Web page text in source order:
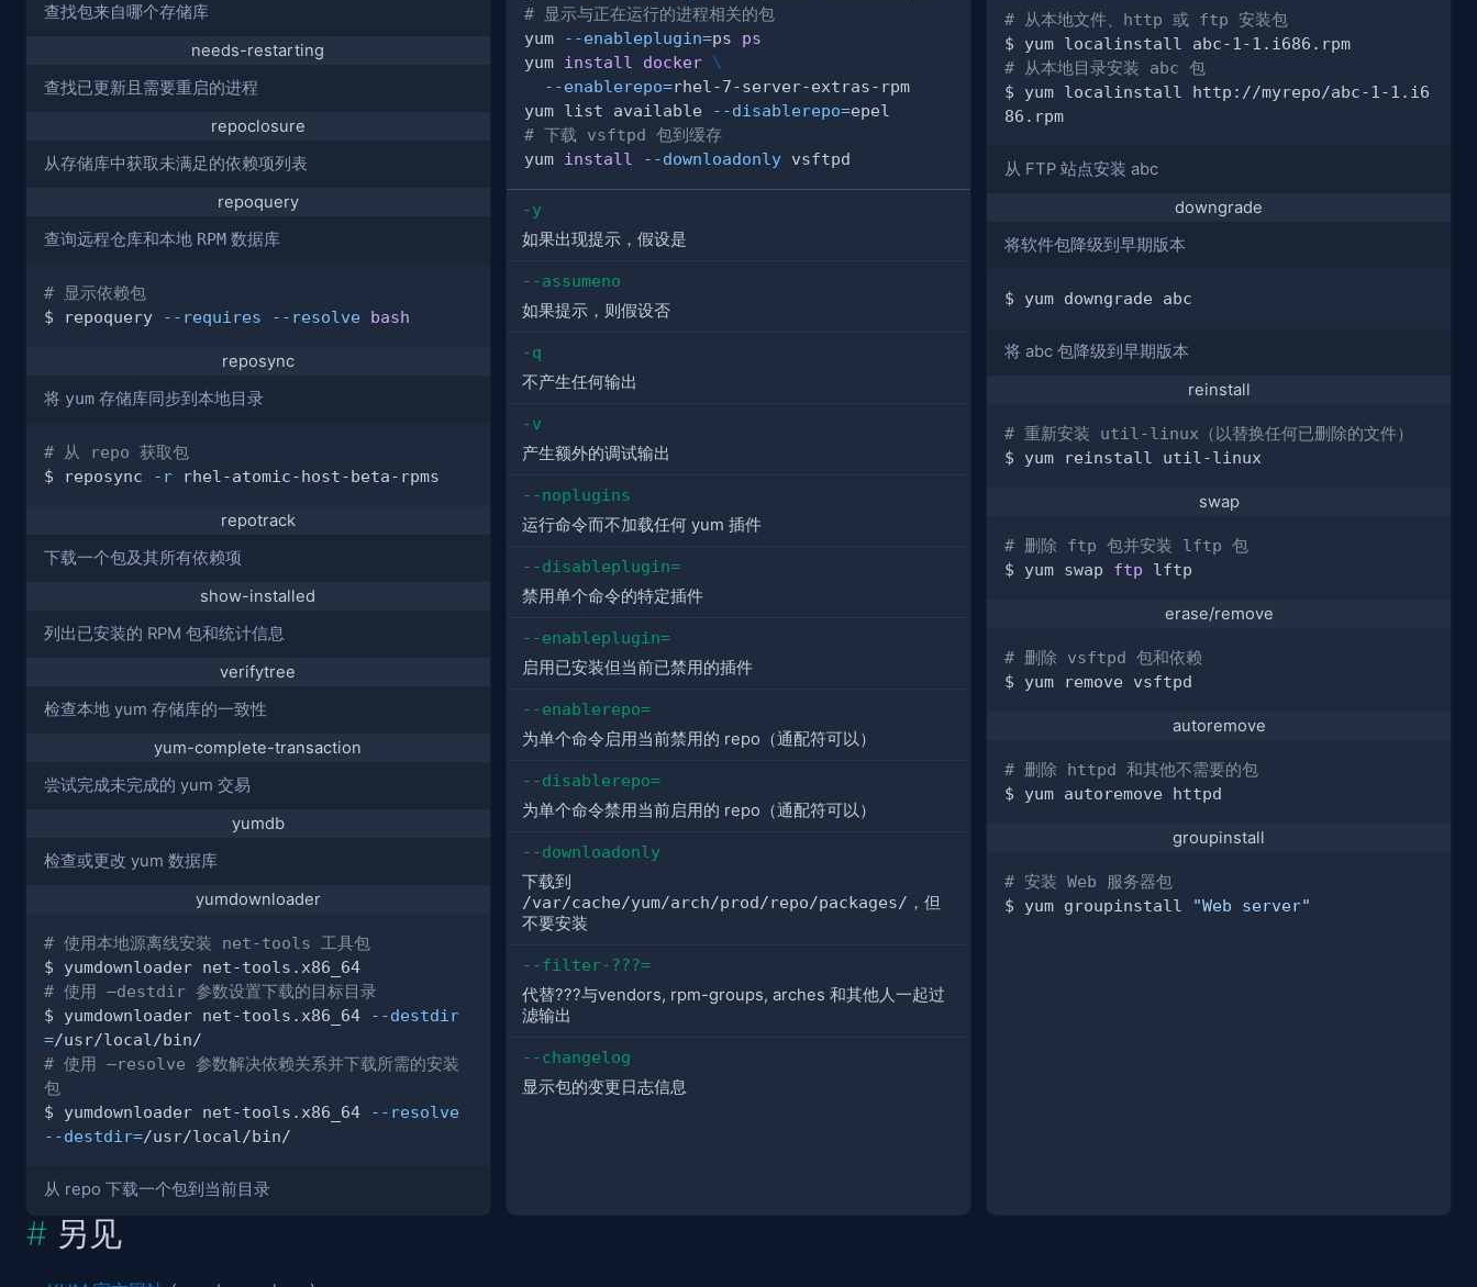
# 从本地文件、http 或 ftp 安装包
# 从本地目录安装 abc 包
$ yum localinstall http://myrepo/abc-1-1.i6
从 FTP 站点安装 abc
downgrade
将软件包降级到早期版本
将 abc 包降级到早期版本
reinstall
# 重新安装 util-linux（以替换任何已删除的文件）
swap
# 删除 ftp 包并安装 lftp 包
$ yum swap ftp
erase/remove
# 删除 vsftpd 包和依赖
autoremove
# 删除 httpd 和其他不需要的包
groupinstall
# 安装 Web 服务器包
$ yum groupinstall
"Web server"
查找包来自哪个存储库
needs-restarting
查找已更新且需要重启的进程
repoclosure
从存储库中获取未满足的依赖项列表
repoquery
查询远程仓库和本地 RPM 数据库
# 显示依赖包
$ repoquery
--requires --resolve bash
reposync
将 yum 存储库同步到本地目录
# 从 repo 获取包
$ reposync
-r
repotrack
下载一个包及其所有依赖项
show-installed
列出已安装的 RPM 包和统计信息
verifytree
检查本地 yum 存储库的一致性
yum-complete-transaction
尝试完成未完成的 yum 交易
yumdb
检查或更改 yum 数据库
yumdownloader
# 使用本地源离线安装 net-tools 工具包
# 使用 –destdir 参数设置下载的目标目录
$ yumdownloader net-tools.x86_64
--destdir
=
# 使用 –resolve 参数解决依赖关系并下载所需的安装
包
$ yumdownloader net-tools.x86_64
--resolve
--destdir=
从 repo 下载一个包到当前目录
# 显示与正在运行的进程相关的包
yum
--enableplugin=ps ps
yum install docker \
--enablerepo=
yum list available
--disablerepo=
# 下载 vsftpd 包到缓存
yum install --downloadonly
-y
如果出现提示，假设是
--assumeno
如果提示，则假设否
-q
不产生任何输出
-v
产生额外的调试输出
--noplugins
运行命令而不加载任何 yum 插件
--disableplugin=
禁用单个命令的特定插件
--enableplugin=
启用已安装但当前已禁用的插件
--enablerepo=
为单个命令启用当前禁用的 repo（通配符可以）
--disablerepo=
为单个命令禁用当前启用的 repo（通配符可以）
--downloadonly
下载到
/var/cache/yum/arch/prod/repo/packages/ ，但
不要安装
--filter-???=
代替???与vendors, rpm-groups, arches 和其他人一起过
滤输出
--changelog
显示包的变更日志信息
另见